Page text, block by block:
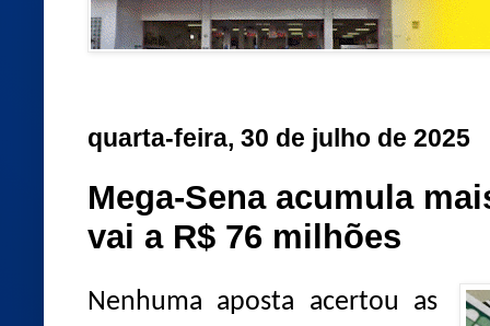
quarta-feira, 30 de julho de 2025
Mega-Sena acumula
vai a R$ 76 milhões
Nenhuma aposta acertou as